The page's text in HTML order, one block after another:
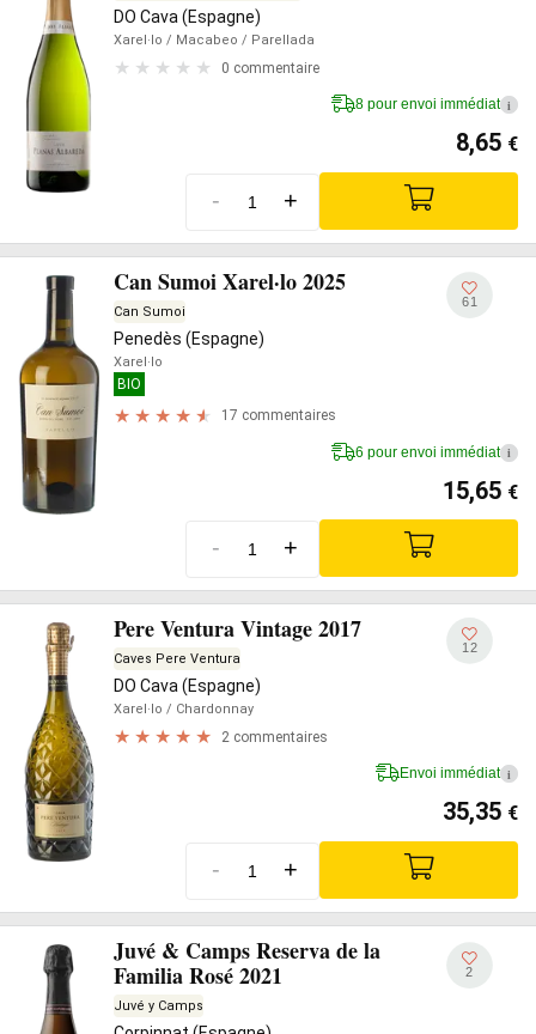
DO Cava (Espagne)
Xarel·lo / Macabeo / Parellada
0 commentaire
8 pour envoi immédiat i
8,65 €
- +
Can Sumoi Xarel·lo 2025
Can Sumoi
Penedès (Espagne)
Xarel·lo
BIO
17 commentaires
61
6 pour envoi immédiat i
15,65 €
- +
Pere Ventura Vintage 2017
Caves Pere Ventura
DO Cava (Espagne)
Xarel·lo / Chardonnay
2 commentaires
12
Envoi immédiat i
35,35 €
- +
Juvé & Camps Reserva de la
Familia Rosé 2021
Juvé y Camps
2